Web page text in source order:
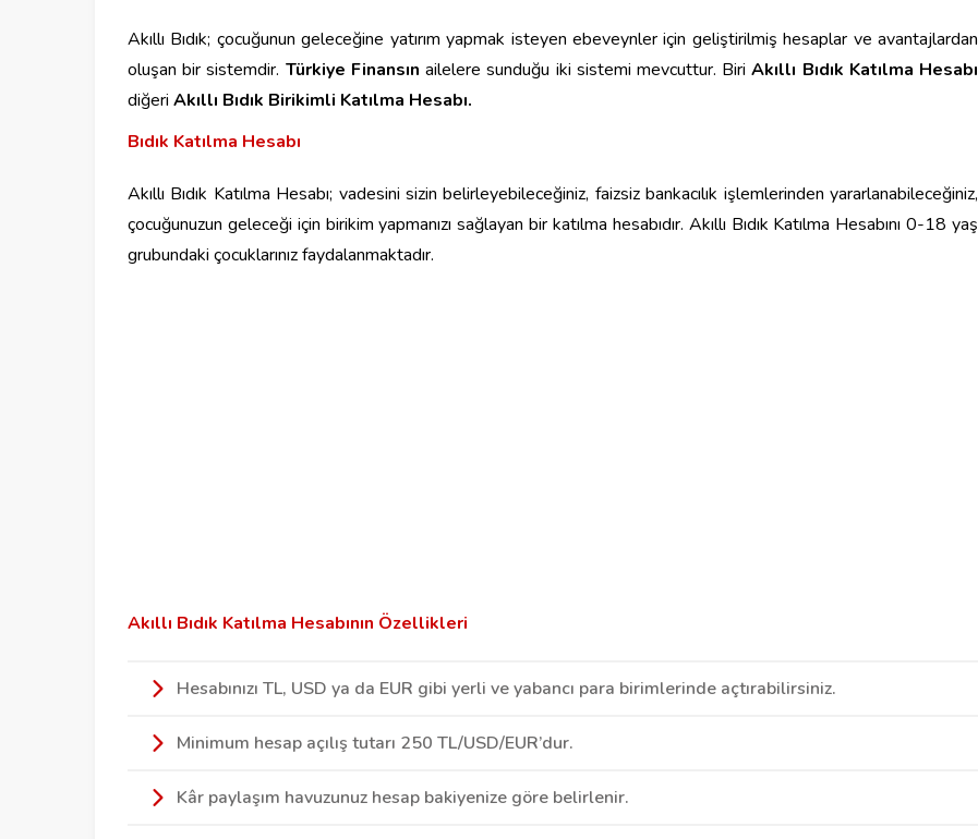
Akıllı Bıdık; çocuğunun geleceğine yatırım yapmak isteyen ebeveynler için geliştirilmiş hesaplar ve avantajlardan
oluşan bir sistemdir. Türkiye Finansın ailelere sunduğu iki sistemi mevcuttur. BiriAkıllı Bıdık Katılma Hesabı
diğeri Akıllı Bıdık Birikimli Katılma Hesabı.
Bıdık Katılma Hesabı​
Akıllı Bıdık Katılma Hesabı; vadesini sizin belirleyebileceğiniz, faizsiz bankacılık işlemlerinden yararlanabileceğiniz,
çocuğunuzun geleceği için birikim yapmanızı sağlayan bir katılma hesabıdır. Akıllı Bıdık Katılma Hesabını 0-18 yaş
grubundaki çocuklarınız faydalanmaktadır.
Akıllı Bıdık Katılma Hesabının Özellikleri
​Hesabınızı TL, USD ya da EUR gibi yerli ve yabancı para birimlerinde açtırabilirsiniz.
​Minimum hesap açılış tutarı 250 TL/USD/EUR’dur.
Kâr paylaşım havuzunuz hesap bakiyenize göre belirlenir.